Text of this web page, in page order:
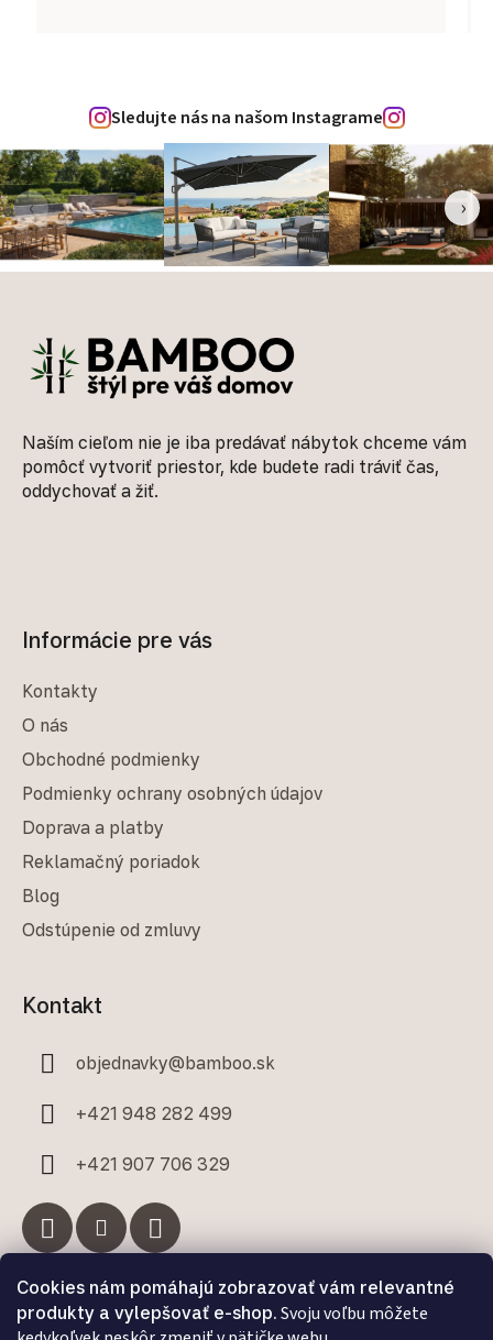
Cookies nám pomáhajú zobrazovať vám relevantné
produkty a vylepšovať e-shop. Svoju voľbu môžete
Sledujte nás na našom Instagrame
‹ ›
Naším cieľom nie je iba predávať nábytok chceme vám
pomôcť vytvoriť priestor, kde budete radi tráviť čas,
oddychovať a žiť.
Informácie pre vás
Kontakty
O nás
Obchodné podmienky
Podmienky ochrany osobných údajov
Doprava a platby
Reklamačný poriadok
Blog
Odstúpenie od zmluvy
Kontakt
objednavky@bamboo.sk
+421 948 282 499
+421 907 706 329
Facebook